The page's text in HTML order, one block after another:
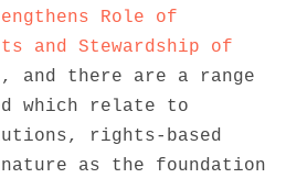
Role of
and Stewardship of
and there are a range
which relate to
rights-based
nature as the foundation